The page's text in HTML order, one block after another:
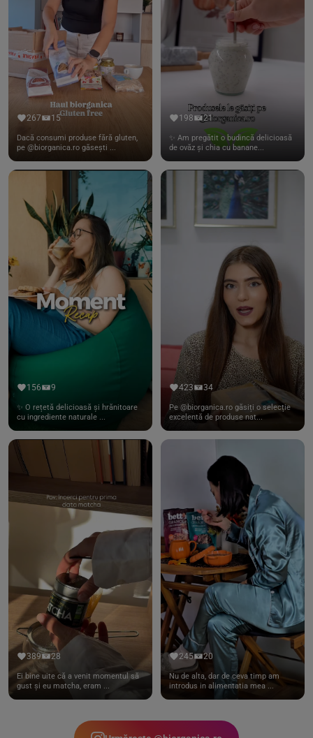
267 15
Dacă consumi produse fără gluten,
pe @biorganica.ro găsești ...
198 21
✨ Am pregătit o budincă delicioasă
de ovăz și chia cu banane...
156 9
✨ O rețetă delicioasă și hrănitoare
cu ingrediente naturale ...
423 34
Pe @biorganica.ro găsiți o selecție
excelentă de produse nat...
389 28
Ei bine uite că a venit momentul să
gust și eu matcha, eram ...
245 20
Nu de alta, dar de ceva timp am
introdus in alimentatia mea ...